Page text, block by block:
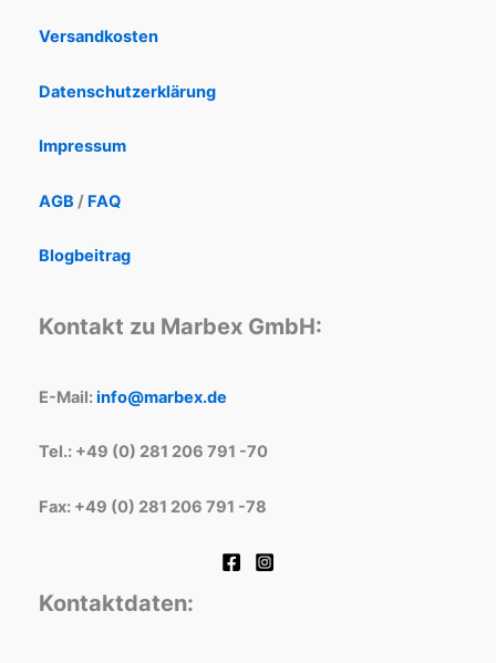
Versandkosten
Datenschutzerklärung
Impressum
AGB / FAQ
Blogbeitrag
Kontakt zu Marbex GmbH:
E-Mail:info@marbex.de
Tel.: +49 (0) 281 206 791 -70
Fax: +49 (0) 281 206 791 -78
Kontaktdaten: